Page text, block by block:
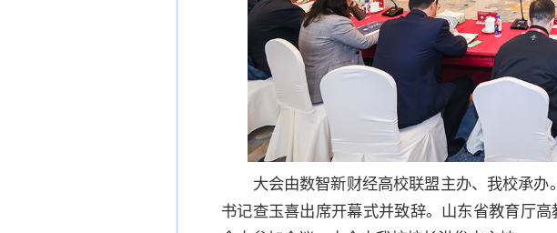
大会由数智新财经高校联盟主办、我校承
书记查玉喜出席开幕式并致辞。山东省教育厅